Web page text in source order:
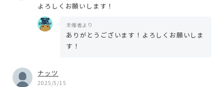
よろしくお願いします！
主催者より
ありがとうございます！よろしくお願いしま
す！
ナッツ
2025/5/15